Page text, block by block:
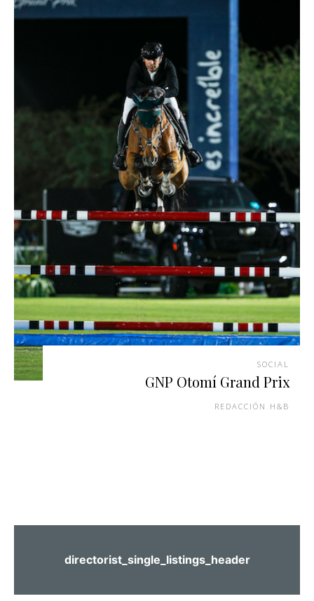
SOCIAL
GNP Otomí Grand Prix
REDACCIÓN H&B
directorist_single_listings_header